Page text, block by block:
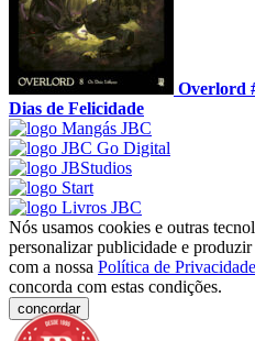
Overlord
Dias de Felicidade
Nós usamos cookies e outras
personalizar publicidade e produzir
com a nossa Política de Privacidade
concorda com estas condições.
concordar